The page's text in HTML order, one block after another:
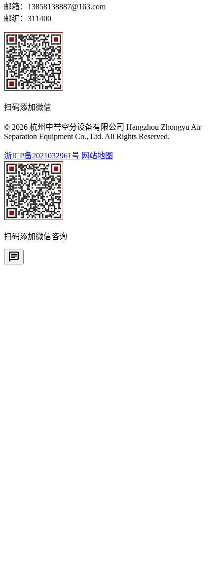
邮箱：13858138887@163.com
邮编：311400
扫码添加微信
© 2026 杭州中誉空分设备有限公司 Hangzhou Zhongyu Air
Separation Equipment Co., Ltd. All Rights Reserved.
浙ICP备2021032961号 网站地图
扫码添加微信咨询
chat